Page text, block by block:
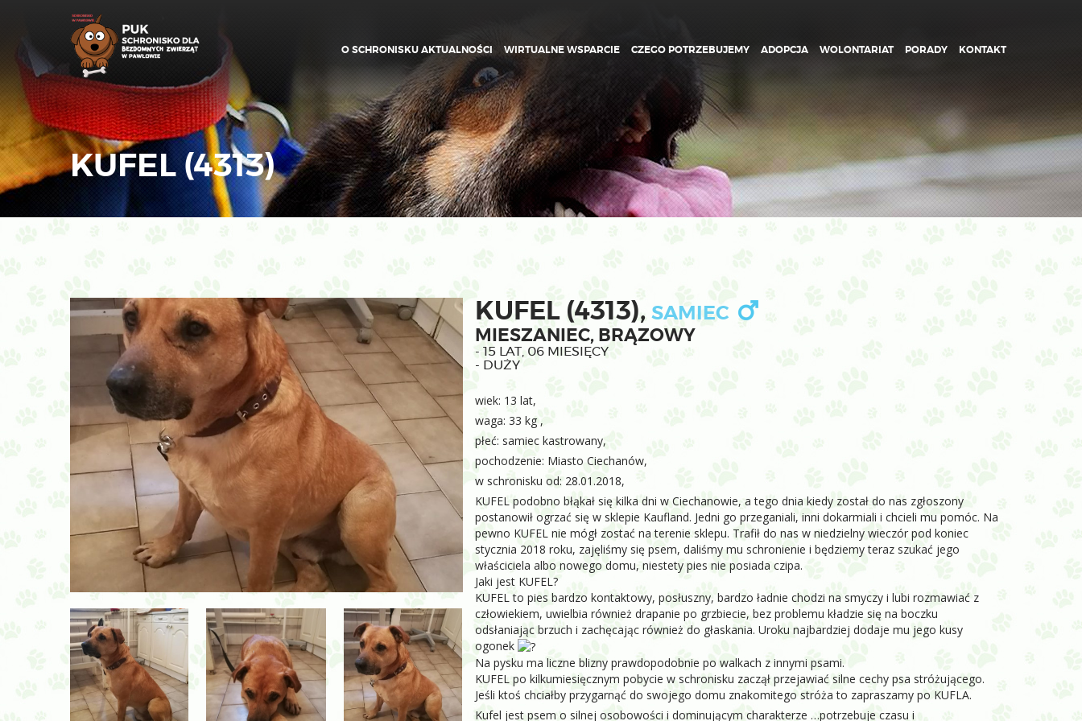
O SCHRONISKU AKTUALNOŚCI WIRTUALNE WSPARCIE CZEGO POTRZEBUJEMY ADOPCJA WOLONTARIAT PORADY KONTAKT
KUFEL (4313)
KUFEL (4313), SAMIEC
MIESZANIEC, BRĄZOWY
- 15 LAT, 06 MIESIĘCY
- DUŻY
wiek: 13 lat,
waga: 33 kg ,
płeć: samiec kastrowany,
pochodzenie: Miasto Ciechanów,
w schronisku od: 28.01.2018,
KUFEL podobno błąkał się kilka dni w Ciechanowie, a tego dnia kiedy został do nas zgłoszony
postanowił ogrzać się w sklepie Kaufland. Jedni go przeganiali, inni dokarmiali i chcieli mu pomóc. Na
pewno KUFEL nie mógł zostać na terenie sklepu. Trafił do nas w niedzielny wieczór pod koniec
stycznia 2018 roku, zajęliśmy się psem, daliśmy mu schronienie i będziemy teraz szukać jego
właściciela albo nowego domu, niestety pies nie posiada czipa.
Jaki jest KUFEL?
KUFEL to pies bardzo kontaktowy, posłuszny, bardzo ładnie chodzi na smyczy i lubi rozmawiać z
człowiekiem, uwielbia również drapanie po grzbiecie, bez problemu kładzie się na boczku
odsłaniając brzuch i zachęcając również do głaskania. Uroku najbardziej dodaje mu jego kusy
ogonek
Na pysku ma liczne blizny prawdopodobnie po walkach z innymi psami.
KUFEL po kilkumiesięcznym pobycie w schronisku zaczął przejawiać silne cechy psa stróżującego.
Jeśli ktoś chciałby przygarnąć do swojego domu znakomitego stróża to zapraszamy po KUFLA.
Kufel jest psem o silnej osobowości i dominującym charakterze …potrzebuje czasu i